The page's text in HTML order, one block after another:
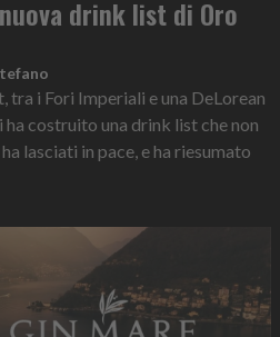
drink list di Oro
i Fori Imperiali e una DeLorean
costruito una drink list che non
lasciati in pace, e ha riesumato